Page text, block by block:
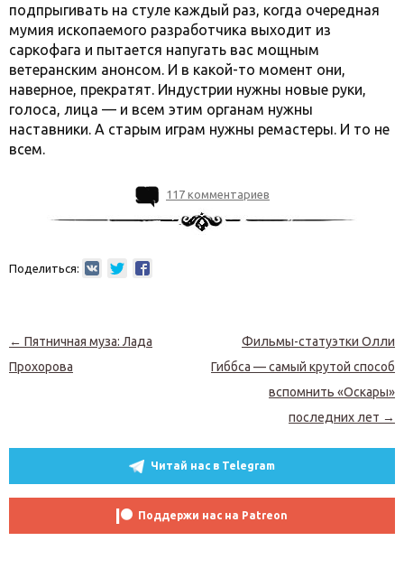
подпрыгивать на стуле каждый раз, когда очередная
мумия ископаемого разработчика выходит из
саркофага и пытается напугать вас мощным
ветеранским анонсом. И в какой-то момент они,
наверное, прекратят. Индустрии нужны новые руки,
голоса, лица — и всем этим органам нужны
наставники. А старым играм нужны ремастеры. И то не
всем.
117 комментариев
Поделиться:
Навигация по записям
← Пятничная муза: Лада
Прохорова
Фильмы-статуэтки Олли
Гиббса — самый крутой способ
вспомнить «Оскары»
последних лет →
Читай нас в Telegram
Поддержи нас на Patreon